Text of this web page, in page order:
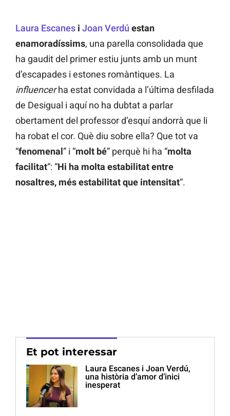
Laura Escanes i Joan Verdú estan
enamoradíssims, una parella consolidada que
ha gaudit del primer estiu junts amb un munt
d’escapades i estones romàntiques. La
influencerha estat convidada a l’última desfilada
de Desigual i aquí no ha dubtat a parlar
obertament del professor d’esquí andorrà que li
ha robat el cor. Què diu sobre ella? Que tot va
“fenomenal” i “molt bé” perquè hi ha “molta
facilitat“: “Hi ha molta estabilitat entre
nosaltres, més estabilitat que intensitat“.
Et pot interessar
Laura Escanes i Joan Verdú,
una història d’amor d’inici
inesperat